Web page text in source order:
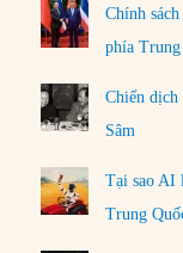
Chính
phía
Chiến
Sâm
Tại sao AI
Trung